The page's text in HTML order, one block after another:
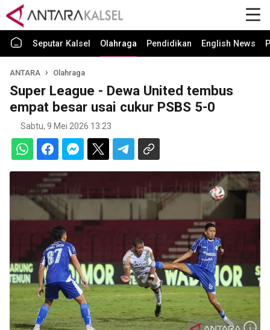
Seputar Kalsel Olahraga Pendidikan English News
ANTARA Olahraga
Super League - Dewa United tembus
empat besar usai cukur PSBS 5-0
Sabtu, 9 Mei 2026 13:23